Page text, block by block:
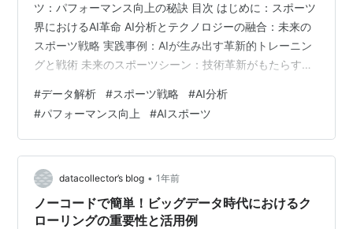
ツ：パフォーマンス向上の秘訣 目次 はじめに：スポーツ
界におけるAI革命 AI分析とテクノロジーの融合：未来の
スポーツ戦略 実践事例：AIが生み出す革新的トレーニン
グと戦術 未来のスポーツシーン：技術革新がもたらす可
よう 1. はじめに：スポーツ界におけるAI革命 近年、スポ
ーツ界ではテクノロジーの急速な進化に伴い、AI（人工
知能）の活用が急速に拡大しています。 従来、戦略やト
レーニングはコーチの直感と経験に大きく依存していた
のに対し、今や膨大なデータ解析に基づいた科学的アプ
ローチが導入…
#データ解析 #スポーツ戦略 #AI分析
#パフォーマンス向上 #AIスポーツ
datacollector’s blog • 1年前
ノーコードで簡単！ビッグデータ時代におけるク
ローリングの重要性と活用例